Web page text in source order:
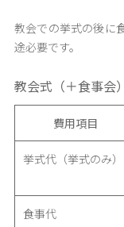
教会での挙式の後に
途必要です。
教会式（＋食事会
費用項目
挙式代（挙式のみ）
食事代